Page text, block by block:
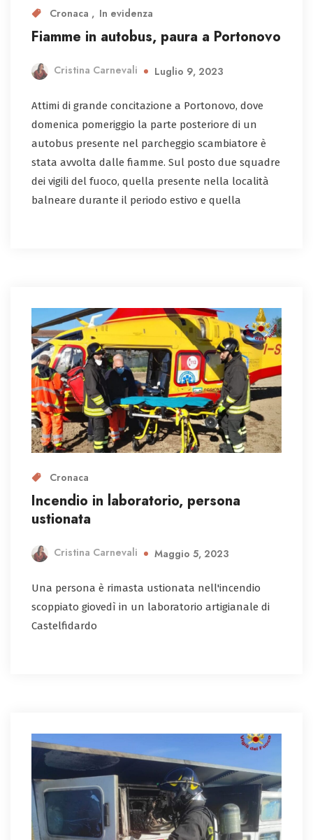
Cronaca In evidenza
Fiamme in autobus, paura a Portonovo
Cristina Carnevali Luglio 9, 2023
Attimi di grande concitazione a Portonovo, dove
domenica pomeriggio la parte posteriore di un
autobus presente nel parcheggio scambiatore è
stata avvolta dalle fiamme. Sul posto due squadre
dei vigili del fuoco, quella presente nella località
balneare durante il periodo estivo e quella
Cronaca
Incendio in laboratorio, persona
ustionata
Cristina Carnevali Maggio 5, 2023
Una persona è rimasta ustionata nell'incendio
scoppiato giovedì in un laboratorio artigianale di
Castelfidardo